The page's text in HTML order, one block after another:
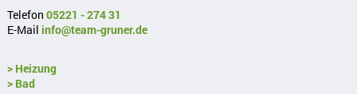
Telefon 05221 - 274 31
E-Mail info@team-gruner.de
> Heizung
> Bad